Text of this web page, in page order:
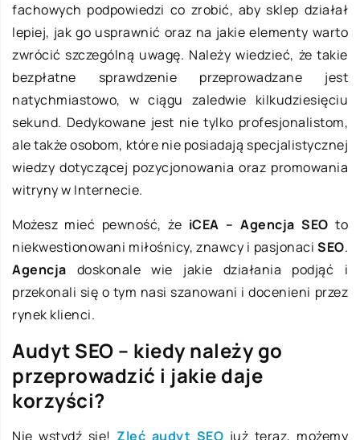
fachowych podpowiedzi co zrobić, aby sklep działał
lepiej, jak go usprawnić oraz na jakie elementy warto
zwrócić szczególną uwagę. Należy wiedzieć, że takie
bezpłatne sprawdzenie przeprowadzane jest
natychmiastowo, w ciągu zaledwie kilkudziesięciu
sekund. Dedykowane jest nie tylko profesjonalistom,
ale także osobom, które nie posiadają specjalistycznej
wiedzy dotyczącej pozycjonowania oraz promowania
witryny w Internecie.
Możesz mieć pewność, że iCEA – Agencja SEO to
niekwestionowani miłośnicy, znawcy i pasjonaci SEO.
Agencja doskonale wie jakie działania podjąć i
przekonali się o tym nasi szanowani i docenieni przez
rynek klienci.
Audyt SEO – kiedy należy go
przeprowadzić i jakie daje
korzyści?
Nie wstydź się! Zleć audyt SEO już teraz, możemy